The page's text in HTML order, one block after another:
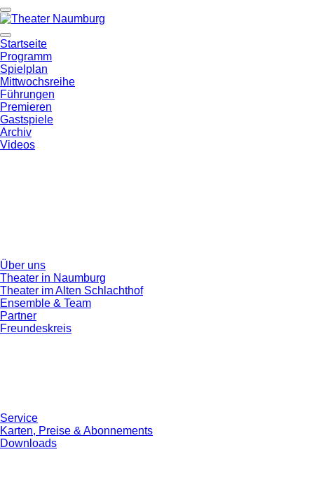
Startseite
Programm
Spielplan
Mittwochsreihe
Führungen
Premieren
Gastspiele
Archiv
Videos
Über uns
Theater in Naumburg
Theater im Alten Schlachthof
Ensemble & Team
Partner
Freundeskreis
Service
Karten, Preise & Abonnements
Downloads